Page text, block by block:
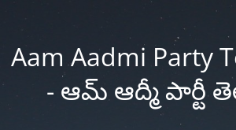
Aam Aadmi Party
- ఆమ్ ఆద్మీ పార్టీ